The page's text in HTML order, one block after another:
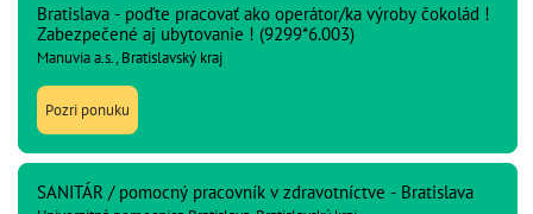
Bratislava - poďte pracovať ako operátor/ka výroby čokolád !
Zabezpečené aj ubytovanie ! (9299*6.003)
Manuvia a.s., Bratislavský kraj
Pozri ponuku
SANITÁR / pomocný pracovník v zdravotníctve - Bratislava